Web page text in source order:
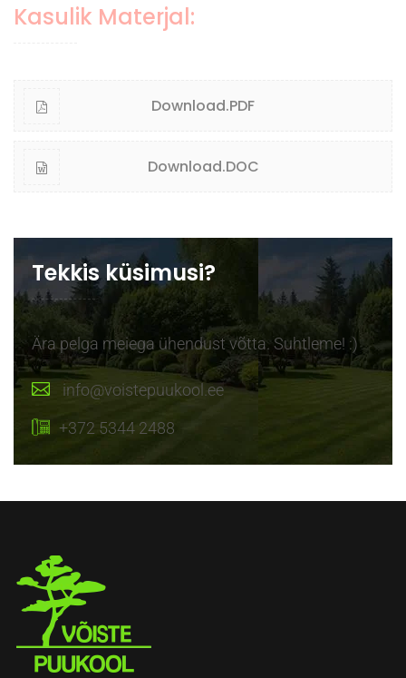
Kasulik Materjal:
Download.PDF
Download.DOC
Tekkis küsimusi?
Ära pelga meiega ühendust võtta. Suhtleme! :)
info@voistepuukool.ee
+372 5344 2488